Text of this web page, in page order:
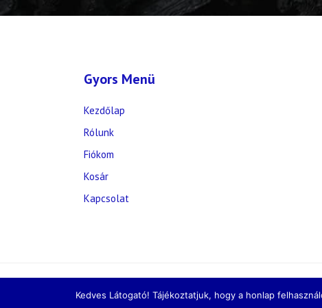
Gyors Menü
Kezdőlap
Rólunk
Fiókom
Kosár
Kapcsolat
Minden jog fenntartva! © 2026 tuzoltokeszulek.hu
Kedves Látogató! Tájékoztatjuk, hogy a honlap